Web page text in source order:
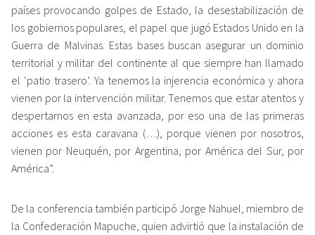
países provocando golpes de Estado, la desestabilización de
los gobiernos populares, el papel que jugó Estados Unido en la
Guerra de Malvinas. Estas bases buscan asegurar un dominio
territorial y militar del continente al que siempre han llamado
el ‘patio trasero’. Ya tenemos la injerencia económica y ahora
vienen por la intervención militar. Tenemos que estar atentos y
despertarnos en esta avanzada, por eso una de las primeras
acciones es esta caravana (…), porque vienen por nosotros,
vienen por Neuquén, por Argentina, por América del Sur, por
América”.
De la conferencia también participó Jorge Nahuel, miembro de
la Confederación Mapuche, quien advirtió que la instalación de